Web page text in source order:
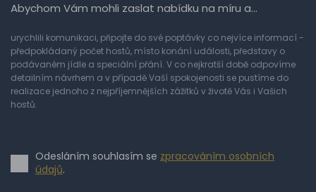
Abychom Vám mohli zaslat nabídku na míru a…
urychlili komunikaci, připojte do své poptávky co nejvíce informací -
předpokládaný počet hostů, místo konání události, představy o
podávaném jídle a speciální přání. V co nejkratší době odpovíme
detailním návrhem a v případě Vaší spokojenosti se pustíme do
realizace jednoho z nejpříjemnějších zážitků v životě Vás i Vašich
hostů.
Odesláním souhlasím se zpracováním osobních
údajů.